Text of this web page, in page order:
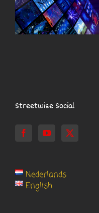
UIT DE KRANT
Streetwise Social
Nederlands
English